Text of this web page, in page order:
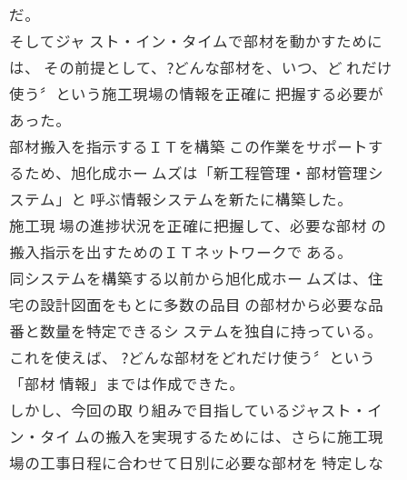
だ。
そしてジャ スト・イン・タイムで部材を動かすために
は、 その前提として、?どんな部材を、いつ、ど れだけ
使う〞という施工現場の情報を正確に 把握する必要が
あった。
部材搬入を指示するＩＴを構築 この作業をサポートす
るため、旭化成ホー ムズは「新工程管理・部材管理シ
ステム」と 呼ぶ情報システムを新たに構築した。
施工現 場の進捗状況を正確に把握して、必要な部材 の
搬入指示を出すためのＩＴネットワークで ある。
同システムを構築する以前から旭化成ホー ムズは、住
宅の設計図面をもとに多数の品目 の部材から必要な品
番と数量を特定できるシ ステムを独自に持っている。
これを使えば、 ?どんな部材をどれだけ使う〞という
「部材 情報」までは作成できた。
しかし、今回の取 り組みで目指しているジャスト・イ
ン・タイ ムの搬入を実現するためには、さらに施工現
場の工事日程に合わせて日別に必要な部材を 特定しな